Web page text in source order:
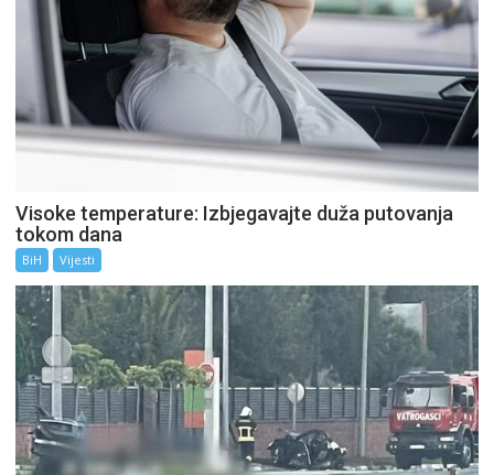
Visoke temperature: Izbjegavajte duža putovanja
tokom dana
BiH Vijesti